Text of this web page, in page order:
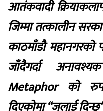
आतंकवादी
जिम्मा तत्कालीन
काठमाँडौ महानगरको
जाँदैगर्दा
Metaphor को